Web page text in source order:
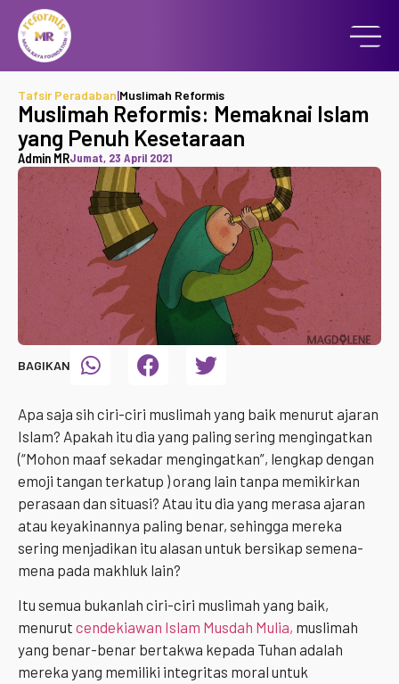
Tafsir Peradaban|Muslimah Reformis
Muslimah Reformis: Memaknai Islam
yang Penuh Kesetaraan
Admin MRJumat, 23 April 2021
BAGIKAN
Apa saja sih ciri-ciri muslimah yang baik menurut ajaran
Islam? Apakah itu dia yang paling sering mengingatkan
(“Mohon maaf sekadar mengingatkan”, lengkap dengan
emoji tangan terkatup ) orang lain tanpa memikirkan
perasaan dan situasi? Atau itu dia yang merasa ajaran
atau keyakinannya paling benar, sehingga mereka
sering menjadikan itu alasan untuk bersikap semena-
mena pada makhluk lain?
Itu semua bukanlah ciri-ciri muslimah yang baik,
menurut cendekiawan Islam Musdah Mulia, muslimah
yang benar-benar bertakwa kepada Tuhan adalah
mereka yang memiliki integritas moral untuk